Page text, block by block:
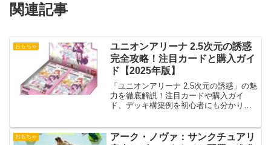
関連記事
おもちゃ
ユニオンアリーナ 2.5次元の誘惑
完全攻略！注目カードと購入ガイ
ド【2025年版】
「ユニオンアリーナ 2.5次元の誘惑」の魅
力を徹底解説！注目カードや購入ガイ
ド、デッキ構築例を初心者にも分かりや
おもちゃ
アーク・ノヴァ：サンクチュアリ